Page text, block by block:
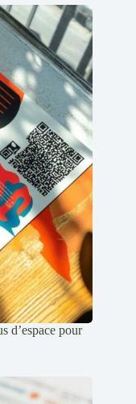
d’espace pour